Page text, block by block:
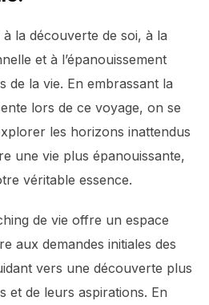
à la découverte de soi, à la
et à l’épanouissement
de la vie. En embrassant la
lors de ce voyage, on se
les horizons inattendus
une vie plus épanouissante,
véritable essence.
de vie offre un espace
aux demandes initiales des
vers une découverte plus
et de leurs aspirations. En